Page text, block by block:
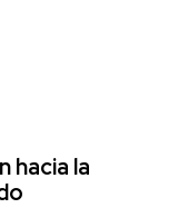
hacia la